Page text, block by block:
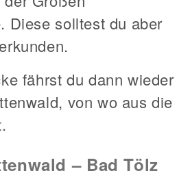
Diese solltest du aber
fährst du dann wieder
von wo aus die
– Bad Tölz